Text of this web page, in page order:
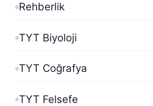
Rehberlik
TYT Biyoloji
TYT Coğrafya
TYT Felsefe